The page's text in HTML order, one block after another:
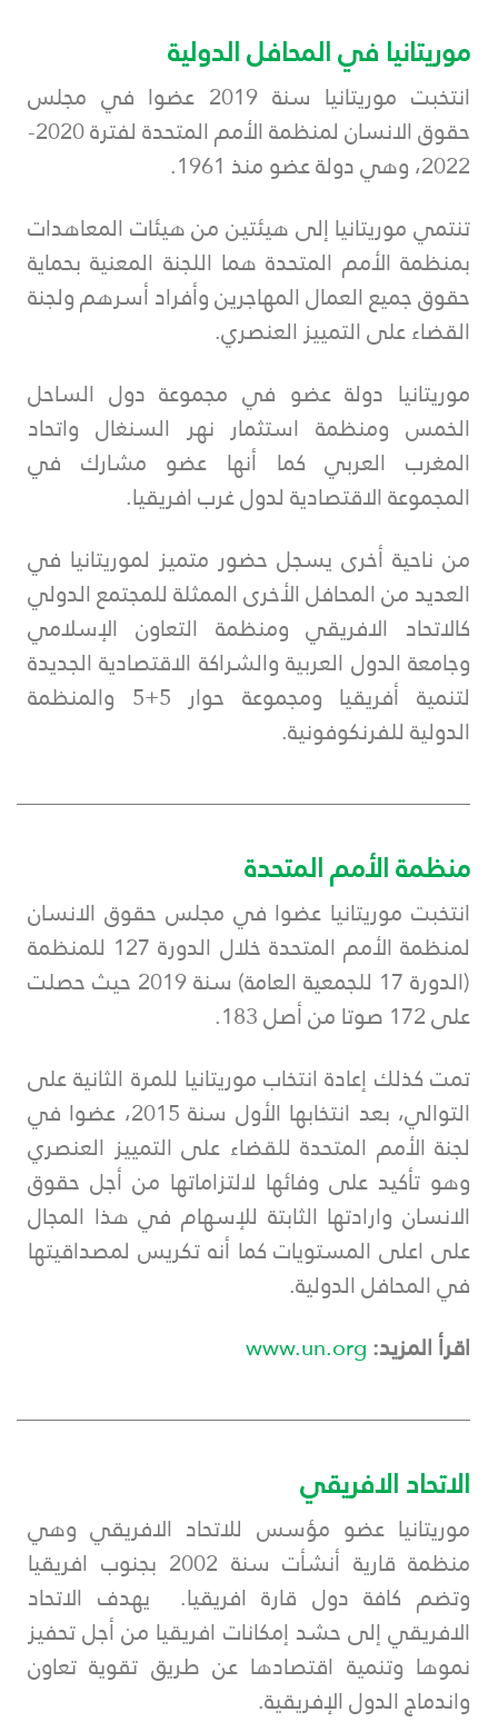
موريتانيا في المحافل الدولية
انتخبت موريتانيا سنة 2019 عضوا في مجلس
حقوق الانسان لمنظمة الأمم المتحدة لفترة 2020-
2022، وهي دولة عضو منذ 1961.
تنتمي موريتانيا إلى هيئتين من هيئات المعاهدات
بمنظمة الأمم المتحدة هما اللجنة المعنية بحماية
حقوق جميع العمال المهاجرين وأفراد أسرهم ولجنة
القضاء على التمييز العنصري.
موريتانيا دولة عضو في مجموعة دول الساحل
الخمس ومنظمة استثمار نهر السنغال واتحاد
المغرب العربي كما أنها عضو مشارك في
المجموعة الاقتصادية لدول غرب افريقيا.
من ناحية أخرى يسجل حضور متميز لموريتانيا في
العديد من المحافل الأخرى الممثلة للمجتمع الدولي
كالاتحاد الافريقي ومنظمة التعاون الإسلامي
وجامعة الدول العربية والشراكة الاقتصادية الجديدة
لتنمية أفريقيا ومجموعة حوار 5+5 والمنظمة
الدولية للفرنكوفونية.
منظمة الأمم المتحدة
انتخبت موريتانيا عضوا في مجلس حقوق الانسان
لمنظمة الأمم المتحدة خلال الدورة 127 للمنظمة
(الدورة 17 للجمعية العامة) سنة 2019 حيث حصلت
على 172 صوتا من أصل 183.
تمت كذلك إعادة انتخاب موريتانيا للمرة الثانية على
التوالي، بعد انتخابها الأول سنة 2015، عضوا في
لجنة الأمم المتحدة للقضاء على التمييز العنصري
وهو تأكيد على وفائها لالتزاماتها من أجل حقوق
الانسان وارادتها الثابتة للإسهام في هذا المجال
على اعلى المستويات كما أنه تكريس لمصداقيتها
في المحافل الدولية.
اقرأ المزيد:www.un.org
الاتحاد الافريقي
موريتانيا عضو مؤسس للاتحاد الافريقي وهي
منظمة قارية أنشأت سنة 2002 بجنوب افريقيا
وتضم كافة دول قارة افريقيا. يهدف الاتحاد
الافريقي إلى حشد إمكانات افريقيا من أجل تحفيز
نموها وتنمية اقتصادها عن طريق تقوية تعاون
واندماج الدول الإفريقية.